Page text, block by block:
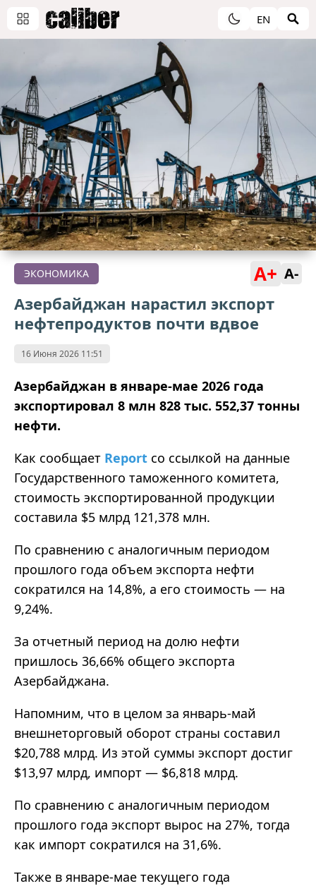
EN
ЭКОНОМИКА A+ A-
Азербайджан нарастил экспорт
нефтепродуктов почти вдвое
16 Июня 2026 11:51
Азербайджан в январе-мае 2026 года
экспортировал 8 млн 828 тыс. 552,37 тонны
нефти.
Как сообщает Report со ссылкой на данные
Государственного таможенного комитета,
стоимость экспортированной продукции
составила $5 млрд 121,378 млн.
По сравнению с аналогичным периодом
прошлого года объем экспорта нефти
сократился на 14,8%, а его стоимость — на
9,24%.
За отчетный период на долю нефти
пришлось 36,66% общего экспорта
Азербайджана.
Напомним, что в целом за январь-май
внешнеторговый оборот страны составил
$20,788 млрд. Из этой суммы экспорт достиг
$13,97 млрд, импорт — $6,818 млрд.
По сравнению с аналогичным периодом
прошлого года экспорт вырос на 27%, тогда
как импорт сократился на 31,6%.
Также в январе-мае текущего года